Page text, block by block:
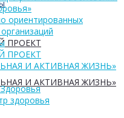
ПРОЕКТ
И АКТИВНАЯ ЖИЗНЬ»
ориентированных
ПРОЕКТ
И АКТИВНАЯ ЖИЗНЬ»
здоровья